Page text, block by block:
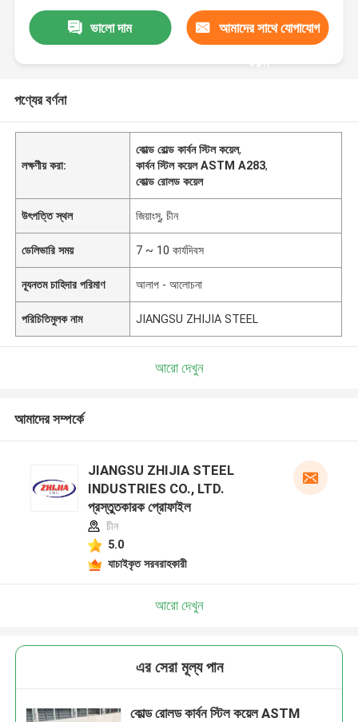
ভালো দাম আমাদের সাথে যোগাযোগ
করুন
পণ্যের বর্ণনা
লক্ষণীয় করা:
কোল্ড রোল্ড কার্বন স্টিল কয়েল,
কার্বন স্টিল কয়েল ASTM A283,
কোল্ড রোলড কয়েল
উৎপত্তি স্থল জিয়াংসু, চীন
ডেলিভারি সময় 7 ~ 10 কার্যদিবস
ন্যূনতম চাহিদার পরিমাণ আলাপ - আলোচনা
পরিচিতিমুলক নাম JIANGSU ZHIJIA STEEL
আরো দেখুন
আমাদের সম্পর্কে
JIANGSU ZHIJIA STEEL
INDUSTRIES CO., LTD.
প্রস্তুতকারক প্রোফাইল
চীন
5.0
যাচাইকৃত সরবরাহকারী
আরো দেখুন
এর সেরা মূল্য পান
কোল্ড রোলড কার্বন স্টিল কয়েল ASTM